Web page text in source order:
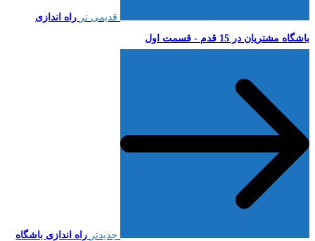
قدیمی تر راه اندازی
باشگاه مشتریان در 15 قدم - قسمت اول
جدیدتر راه اندازی باشگاه